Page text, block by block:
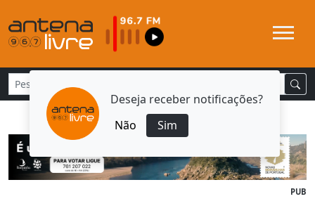
Deseja receber notificações?
Não
Sim
PUB